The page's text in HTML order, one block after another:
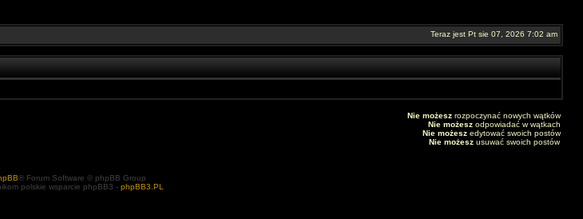
Teraz jest Pt sie 07, 2026 7:02 am
Nie możesz rozpoczynać nowych wątków
Nie możesz odpowiadać w wątkach
Nie możesz edytować swoich postów
Nie możesz usuwać swoich postów
® Forum Software © phpBB Group
polskie wsparcie phpBB3 - phpBB3.PL